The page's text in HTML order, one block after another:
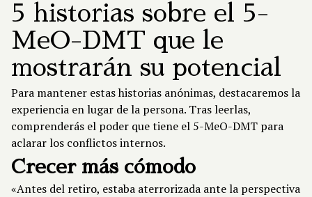
5 historias sobre el 5-
MeO-DMT que le
mostrarán su potencial
Para mantener estas historias anónimas, destacaremos la
experiencia en lugar de la persona. Tras leerlas,
comprenderás el poder que tiene el 5-MeO-DMT para
aclarar los conflictos internos.
Crecer más cómodo
«Antes del retiro, estaba aterrorizada ante la perspectiva